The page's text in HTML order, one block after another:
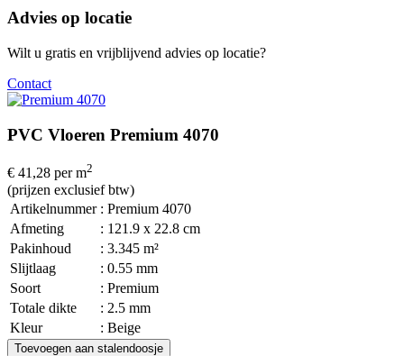
Advies op locatie
Wilt u gratis en vrijblijvend advies op locatie?
Contact
PVC Vloeren Premium 4070
€ 41,28 per m2
(prijzen exclusief btw)
Artikelnummer : Premium 4070
Afmeting
: 121.9 x 22.8 cm
Pakinhoud
: 3.345 m²
Slijtlaag
: 0.55 mm
Soort
: Premium
Totale dikte
: 2.5 mm
Kleur
: Beige
Toevoegen aan stalendoosje